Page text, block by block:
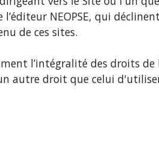
NEOPSE, qui
de ces sites.
l’intégralité des droits
autre droit que celui